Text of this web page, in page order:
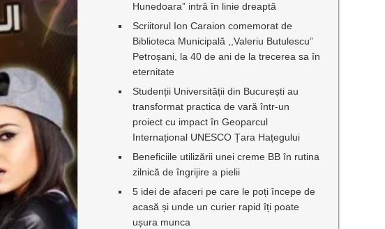
Hunedoara” intră în linie dreaptă
Scriitorul Ion Caraion comemorat de
Biblioteca Municipală ,,Valeriu Butulescu”
Petroșani, la 40 de ani de la trecerea sa în
eternitate
Studenții Universității din București au
transformat practica de vară într-un
proiect cu impact în Geoparcul
Internațional UNESCO Țara Hațegului
Beneficiile utilizării unei creme BB în rutina
zilnică de îngrijire a pielii
5 idei de afaceri pe care le poți începe de
acasă și unde un curier rapid îți poate
ușura munca